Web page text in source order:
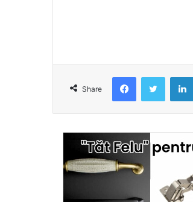
Share
FacebookTwitter